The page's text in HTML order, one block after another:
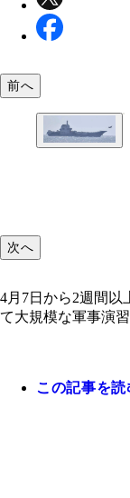
4月7日
空母・
洋上で
前へ
次へ
4月7日から2週間
て大規模な軍事演
この記事を読